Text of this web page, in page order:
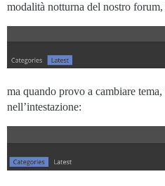
modalità notturna del nostro forum,
ma quando provo a cambiare
nell’intestazione: